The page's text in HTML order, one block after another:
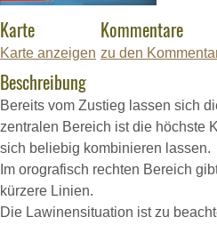
Karte
Karte anzeigen
Kommentare
zu den
Beschreibung
Bereits vom Zustieg lassen sich
zentralen Bereich ist die höchste
sich beliebig kombinieren lassen.
Im orografisch rechten Bereich
kürzere Linien.
Die Lawinensituation ist zu